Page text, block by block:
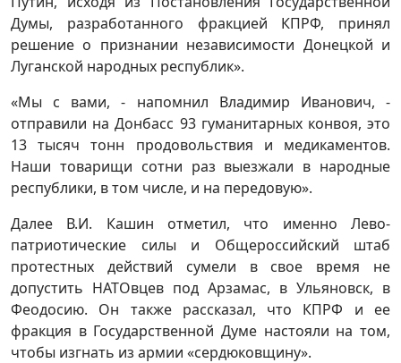
Думы, разработанного фракцией КПРФ, принял
решение о признании независимости Донецкой и
Луганской народных республик».
«Мы с вами, - напомнил Владимир Иванович, -
отправили на Донбасс 93 гуманитарных конвоя, это
13 тысяч тонн продовольствия и медикаментов.
Наши товарищи сотни раз выезжали в народные
республики, в том числе, и на передовую».
Далее В.И. Кашин отметил, что именно Лево-
патриотические силы и Общероссийский штаб
протестных действий сумели в свое время не
допустить НАТОвцев под Арзамас, в Ульяновск, в
Феодосию. Он также рассказал, что КПРФ и ее
фракция в Государственной Думе настояли на том,
чтобы изгнать из армии «сердюковщину».